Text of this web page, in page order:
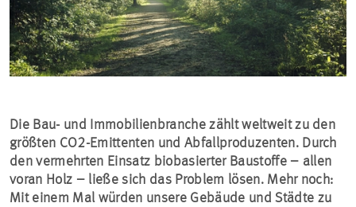
Die Bau- und Immobilienbranche zählt weltweit zu den
größten CO2-Emittenten und Abfallproduzenten. Durch
den vermehrten Einsatz biobasierter Baustoffe – allen
voran Holz – ließe sich das Problem lösen. Mehr noch:
Mit einem Mal würden unsere Gebäude und Städte zu